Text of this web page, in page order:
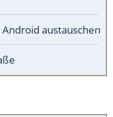
austauschen